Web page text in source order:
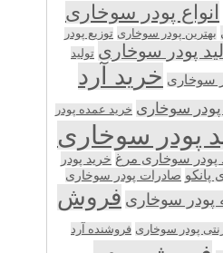
انواع پودر سوخاری
بهترین پودر سوخاری توزیع پودر
پودر سوخاری تولید
سوخاری خرید آرد
پودر سوخاری خرید عمده پودر
پودر سوخاری
پودر سوخاری مرغ خرید پودر
پانکو صادرات پودر سوخاری
سوخاری فروش
پودر سوخاری فروشنده آرد